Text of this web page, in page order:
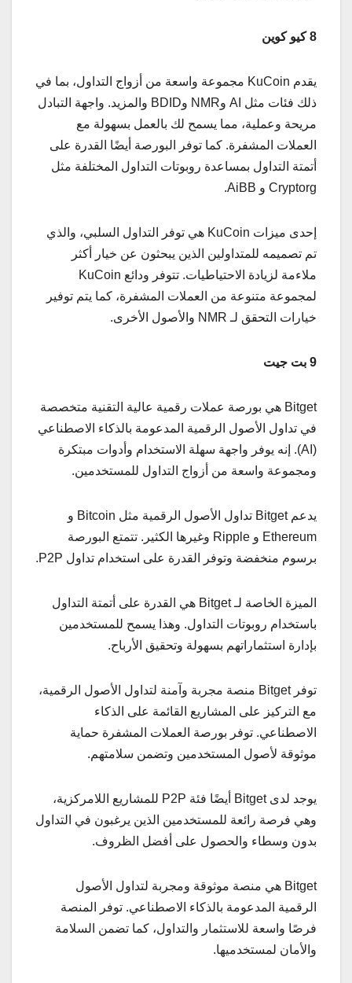
8 كيو كوين
يقدم KuCoin مجموعة واسعة من أزواج التداول، بما في
ذلك فئات مثل AI وNMR وBDID والمزيد. واجهة التبادل
مريحة وعملية، مما يسمح لك بالعمل بسهولة مع
العملات المشفرة. كما توفر البورصة أيضًا القدرة على
أتمتة التداول بمساعدة روبوتات التداول المختلفة مثل
Cryptorg و AiBB.
إحدى ميزات KuCoin هي توفر التداول السلبي، والذي
تم تصميمه للمتداولين الذين يبحثون عن خيار أكثر
ملاءمة لزيادة الاحتياطيات. تتوفر ودائع KuCoin
لمجموعة متنوعة من العملات المشفرة، كما يتم توفير
خيارات التحقق لـ NMR والأصول الأخرى.
9 بت جيت
Bitget هي بورصة عملات رقمية عالية التقنية متخصصة
في تداول الأصول الرقمية المدعومة بالذكاء الاصطناعي
(AI). إنه يوفر واجهة سهلة الاستخدام وأدوات مبتكرة
ومجموعة واسعة من أزواج التداول للمستخدمين.
يدعم Bitget تداول الأصول الرقمية مثل Bitcoin و
Ethereum و Ripple وغيرها الكثير. تتمتع البورصة
برسوم منخفضة وتوفر القدرة على استخدام تداول P2P.
الميزة الخاصة لـ Bitget هي القدرة على أتمتة التداول
باستخدام روبوتات التداول. وهذا يسمح للمستخدمين
بإدارة استثماراتهم بسهولة وتحقيق الأرباح.
توفر Bitget منصة مجربة وآمنة لتداول الأصول الرقمية،
مع التركيز على المشاريع القائمة على الذكاء
الاصطناعي. توفر بورصة العملات المشفرة حماية
موثوقة لأصول المستخدمين وتضمن سلامتهم.
يوجد لدى Bitget أيضًا فئة P2P للمشاريع اللامركزية،
وهي فرصة رائعة للمستخدمين الذين يرغبون في التداول
بدون وسطاء والحصول على أفضل الظروف.
Bitget هي منصة موثوقة ومجربة لتداول الأصول
الرقمية المدعومة بالذكاء الاصطناعي. توفر المنصة
فرصًا واسعة للاستثمار والتداول، كما تضمن السلامة
والأمان لمستخدميها.